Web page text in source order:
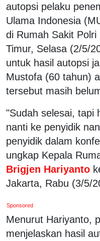
autopsi pelaku
Ulama Indonesia
di Rumah Sakit
Timur, Selasa (2/5/
untuk hasil autopsi
Mustofa (60 tahun)
tersebut masih
"Sudah selesai, tapi
nanti ke penyidik
penyidik dalam
ungkap Kepala
Brigjen Hariyanto
Jakarta, Rabu (3/5/
Sponsored
Menurut Hariyanto,
menjelaskan hasil